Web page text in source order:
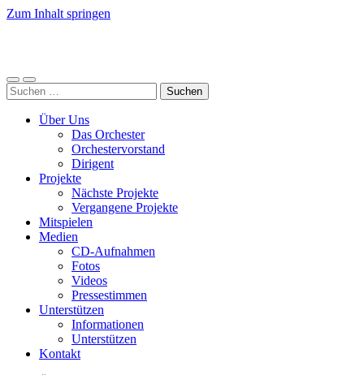
Zum Inhalt springen
Mobile-
Menü
ein-/ausblenden
Suchfeld
ein-/ausblenden
Suchen
Über Uns
Das Orchester
Orchestervorstand
Dirigent
Projekte
Nächste Projekte
Vergangene Projekte
Mitspielen
Medien
CD-Aufnahmen
Fotos
Videos
Pressestimmen
Unterstützen
Informationen
Unterstützen
Kontakt